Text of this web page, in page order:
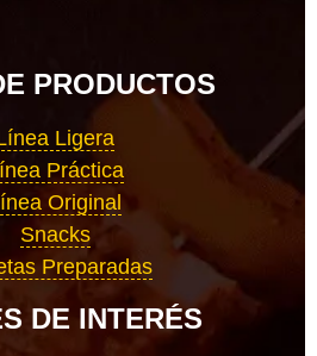
PRODUCTOS
Ligera
Práctica
Original
Snacks
Preparadas
DE INTERÉS